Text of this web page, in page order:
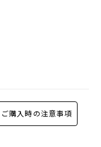
ご購入時の注意事項